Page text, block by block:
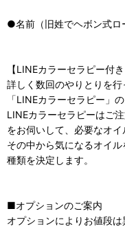
●名前（旧姓でヘボン式ロ
【LINEカラーセラピー付
詳しく数回のやりとりを
「LINEカラーセラピー」
LINEカラーセラピーはご
をお伺いして、必要なオイ
その中から気になるオイ
種類を決定します。
■オプションのご案内
オプションによりお値段は